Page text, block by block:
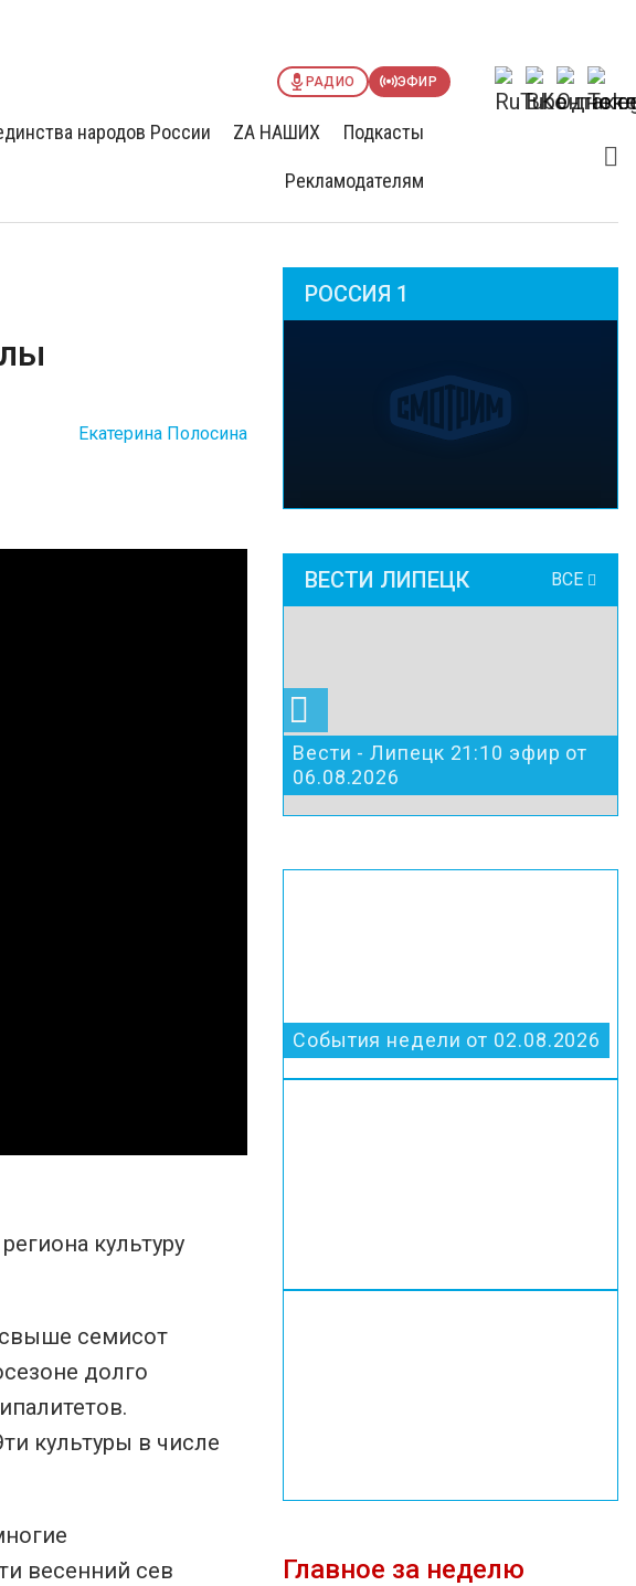
РАДИО ЭФИР
народов России ZА НАШИХ Подкасты
Рекламодателям
Екатерина Полосина
культуру
свыше семисот
долго
культуры в числе
весенний сев
РОССИЯ 1
ВЕСТИ ЛИПЕЦК ВСЕ
Вести - Липецк 21:10 эфир от
06.08.2026
События недели от 02.08.2026
Главное за неделю